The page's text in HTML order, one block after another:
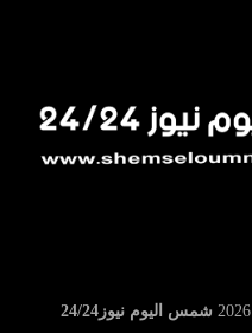
2026 شمس اليوم نيوز24/24